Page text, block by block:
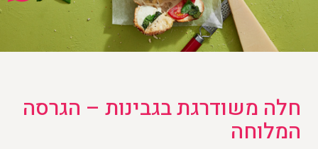
חלה משודרגת בגבינות – הגרסה
המלוחה